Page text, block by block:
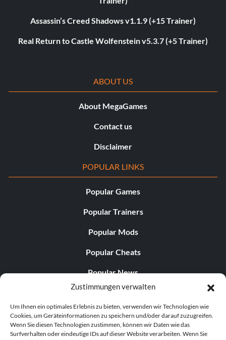
Zustimmungen verwalten
Um Ihnen ein optimales Erlebnis zu bieten, verwenden wir Technologien wie
Cookies, um Geräteinformationen zu speichern und/oder darauf zuzugreifen.
Wenn Sie diesen Technologien zustimmen, können wir Daten wie das
Surfverhalten oder eindeutige IDs auf dieser Website verarbeiten. Wenn Sie
Assassin’s Creed Shadows v1.1.9 (+15 Trainer)
Real Return to Castle Wolfenstein v5.3.7 (+5 Trainer)
ABOUT US
About MegaGames
Contact us
Disclaimer
POPULAR LINKS
Popular Games
Popular Trainers
Popular Mods
Popular Cheats
Popular News
Popular Editorials
Popular Free Games
LATEST UPDATES